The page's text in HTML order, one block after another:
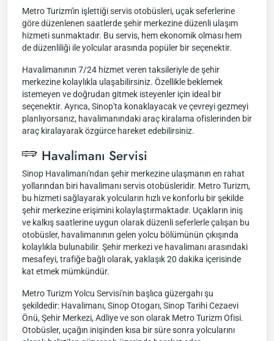
Metro Turizm'in işlettiği servis otobüsleri, uçak seferlerine
göre düzenlenen saatlerde şehir merkezine düzenli ulaşım
hizmeti sunmaktadır. Bu servis, hem ekonomik olması hem
de düzenliliği ile yolcular arasında popüler bir seçenektir.
Havalimanının 7/24 hizmet veren taksileriyle de şehir
merkezine kolaylıkla ulaşabilirsiniz. Özellikle beklemek
istemeyen ve doğrudan gitmek isteyenler için ideal bir
seçenektir. Ayrıca, Sinop'ta konaklayacak ve çevreyi gezmeyi
planlıyorsanız, havalimanındaki araç kiralama ofislerinden bir
araç kiralayarak özgürce hareket edebilirsiniz.
Havalimanı Servisi
Sinop Havalimanı'ndan şehir merkezine ulaşmanın en rahat
yollarından biri havalimanı servis otobüsleridir. Metro Turizm,
bu hizmeti sağlayarak yolcuların hızlı ve konforlu bir şekilde
şehir merkezine erişimini kolaylaştırmaktadır. Uçakların iniş
ve kalkış saatlerine uygun olarak düzenli seferlerle çalışan bu
otobüsler, havalimanının gelen yolcu bölümünün çıkışında
kolaylıkla bulunabilir. Şehir merkezi ve havalimanı arasındaki
mesafeyi, trafiğe bağlı olarak, yaklaşık 20 dakika içerisinde
kat etmek mümkündür.
Metro Turizm Yolcu Servisi'nin başlıca güzergahı şu
şekildedir: Havalimanı, Sinop Otogarı, Sinop Tarihi Cezaevi
Önü, Şehir Merkezi, Adliye ve son olarak Metro Turizm Ofisi.
Otobüsler, uçağın inişinden kısa bir süre sonra yolcularını